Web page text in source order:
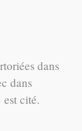
dans
dans
cité.